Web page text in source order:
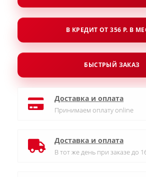
В КРЕДИТ ОТ 356 Р. В
БЫСТРЫЙ ЗАКАЗ
Доставка и оплата
Принимаем оплату online
Доставка и оплата
В тот же день при заказе до